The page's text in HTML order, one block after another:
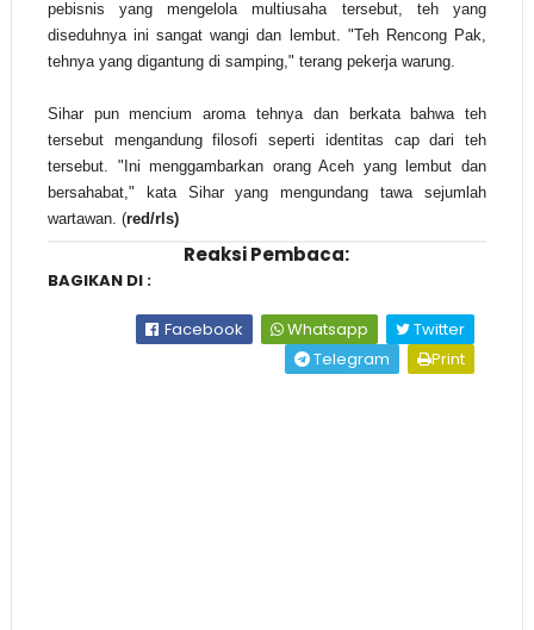
pebisnis yang mengelola multiusaha tersebut, teh yang
diseduhnya ini sangat wangi dan lembut. "Teh Rencong Pak,
tehnya yang digantung di samping," terang pekerja warung.
Sihar pun mencium aroma tehnya dan berkata bahwa teh
tersebut mengandung filosofi seperti identitas cap dari teh
tersebut. "Ini menggambarkan orang Aceh yang lembut dan
bersahabat," kata Sihar yang mengundang tawa sejumlah
wartawan. (red/rls)
Reaksi Pembaca:
BAGIKAN DI :
Facebook Whatsapp
Twitter
Telegram
Print